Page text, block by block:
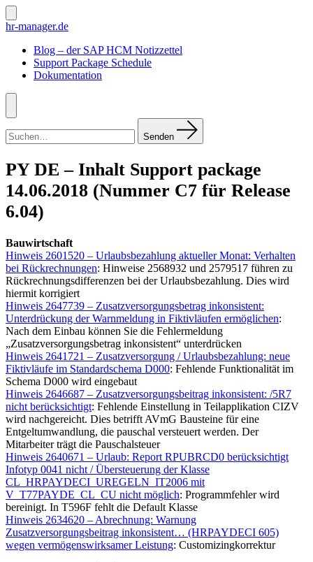
Zum
Inhalt
Suche
ein-/ausblenden
hr-manager.de
Blog – der SAP HCM Notizzettel
Support Package Schedule
Dokumentation
Menü
nach:
Senden
PY DE – Inhalt Support package
14.06.2018 (Nummer C7 für Release
6.04)
Bauwirtschaft
Hinweis 2601520 – Urlaubsbezahlung aktueller Monat: Verhalten
bei Rückrechnungen: Hinweise 2568932 und 2579517 führen zu
Rückrechnungsdifferenzen bei der Urlaubsbezahlung. Dies wird
hiermit korrigiert
Hinweis 2647739 – Zusatzversorgungsbetrag inkonsistent:
Unterdrückung der Warnmeldung in Fiktivläufen ermöglichen:
Nach dem Einbau können Sie die Fehlermeldung
„Zusatzversorgungsbetrag inkonsistent“ unterdrücken
Hinweis 2641721 – Zusatzversorgung / Urlaubsbezahlung: neue
Fiktivläufe im Standardschema D000: Fehlende Funktionalität im
Schema D000 wird eingebaut
Hinweis 2646687 – Zusatzversorgungsbeitrag inkonsistent: /5R7
nicht berücksichtigt: Fehlende Einstellung in Teilapplikation CIZV
wird nachgereicht. Dies betrifft AVmG Bausteine für eine
Entgeltumwandlung, die pauschal versteuert werden. Der
Mitarbeiter trägt die Pauschalsteuer
Hinweis 2640671 – Urlaub: Report RPUBRCD0 berücksichtigt
Infotyp 0041 nicht / Übersteuerung der Klasse
CL_HRPAYDECI_UREGELN_IT2006 mit
V_T77PAYDE_CL_CU nicht möglich: Programmfehler wird
bereinigt. In T596F fehlt die Default Klasse
Hinweis 2634620 – Abrechnung: Warnung
Zusatzversorgungsbeitrag inkonsistent… (HRPAYDECI 605)
wegen vermögenswirksamer Leistung: Customizingkorrektur